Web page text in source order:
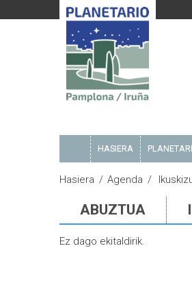
HASIERA
Hasiera Agenda
ABUZTUA
Ez dago ekitaldirik.